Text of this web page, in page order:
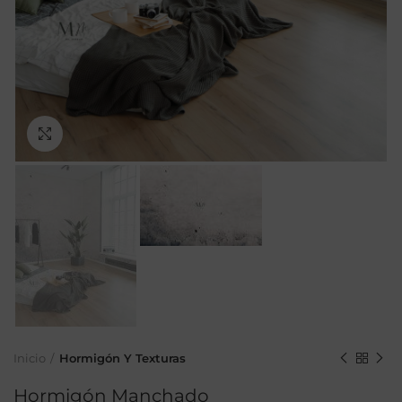
Inicio Hormigón Y Texturas
Hormigón Manchado